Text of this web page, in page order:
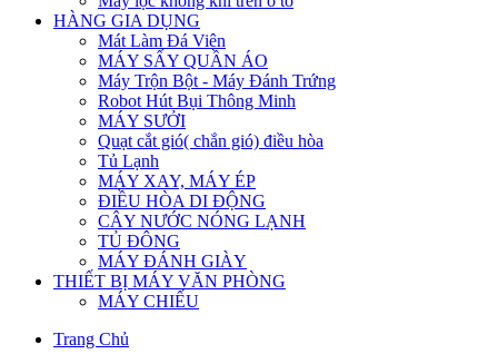
HÀNG GIA DỤNG
Mát Làm Đá Viên
MÁY SẤY QUẦN ÁO
Máy Trộn Bột - Máy Đánh Trứng
Robot Hút Bụi Thông Minh
MÁY SƯỞI
Quạt cắt gió( chắn gió) điều hòa
Tủ Lạnh
MÁY XAY, MÁY ÉP
ĐIỀU HÒA DI ĐỘNG
CÂY NƯỚC NÓNG LẠNH
TỦ ĐÔNG
MÁY ĐÁNH GIÀY
THIẾT BỊ MÁY VĂN PHÒNG
MÁY CHIẾU
Trang Chủ